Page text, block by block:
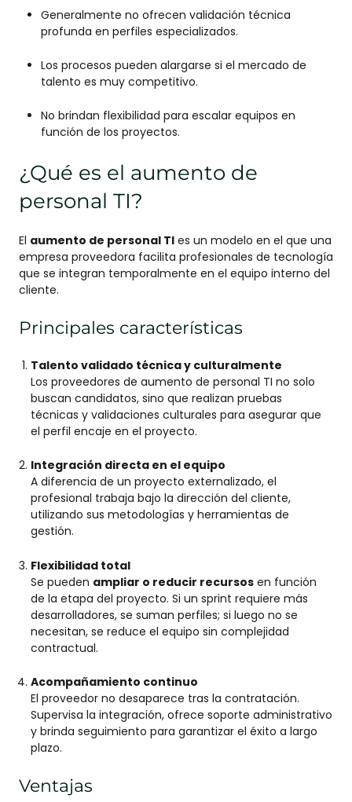
Generalmente no ofrecen validación técnica
profunda en perfiles especializados.
Los procesos pueden alargarse si el mercado de
talento es muy competitivo.
No brindan flexibilidad para escalar equipos en
función de los proyectos.
¿Qué es el aumento de
personal TI?
El aumento de personal TI es un modelo en el que una
empresa proveedora facilita profesionales de tecnología
que se integran temporalmente en el equipo interno del
cliente.
Principales características
Talento validado técnica y culturalmente
Los proveedores de aumento de personal TI no solo
buscan candidatos, sino que realizan pruebas
técnicas y validaciones culturales para asegurar que
el perfil encaje en el proyecto.
Integración directa en el equipo
A diferencia de un proyecto externalizado, el
profesional trabaja bajo la dirección del cliente,
utilizando sus metodologías y herramientas de
gestión.
Flexibilidad total
Se pueden ampliar o reducir recursos en función
de la etapa del proyecto. Si un sprint requiere más
desarrolladores, se suman perfiles; si luego no se
necesitan, se reduce el equipo sin complejidad
contractual.
Acompañamiento continuo
El proveedor no desaparece tras la contratación.
Supervisa la integración, ofrece soporte administrativo
y brinda seguimiento para garantizar el éxito a largo
plazo.
Ventajas